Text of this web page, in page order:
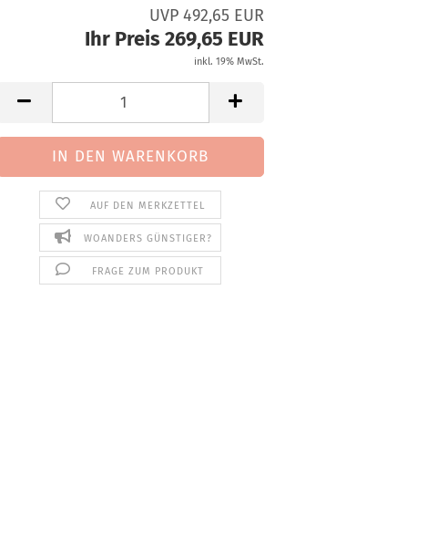
UVP 492,65 EUR
Ihr Preis 269,65 EUR
inkl. 19% MwSt.
AUF DEN MERKZETTEL
WOANDERS GÜNSTIGER?
FRAGE ZUM PRODUKT